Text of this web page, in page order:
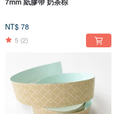
NT$ 78
5 (2)